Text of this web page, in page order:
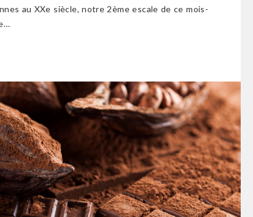
au XXe siècle, notre 2ème escale de ce mois-